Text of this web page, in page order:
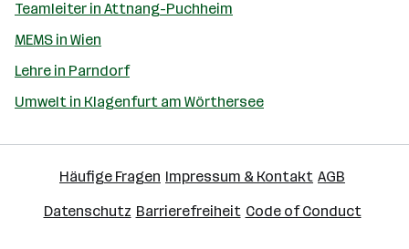
Teamleiter in Attnang-Puchheim
MEMS in Wien
Lehre in Parndorf
Umwelt in Klagenfurt am Wörthersee
Häufige Fragen Impressum & Kontakt AGB
Datenschutz Barrierefreiheit Code of Conduct